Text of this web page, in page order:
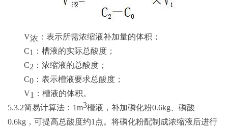
V浓 ：表示所需浓缩液补加量的体积；
C1 ：槽液的实际总酸度；
C2 ：浓缩液的总酸度；
C0 ：表示槽液要求总酸度；
V1 ：槽液的体积。
5.3.2简易计算法：1m3槽液，补加磷化粉0.6kg、磷酸
0.6kg，可提高总酸度约1点。将磷化粉配制成浓缩液后进行